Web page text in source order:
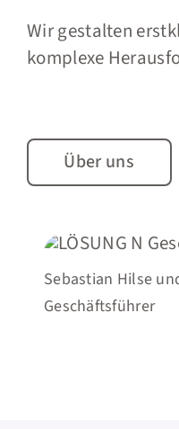
Wir gestalten
komplexe
Über uns
Sebastian Hilse
Geschäftsführer